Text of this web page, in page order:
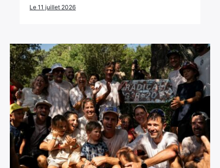
Le 11 juillet 2026